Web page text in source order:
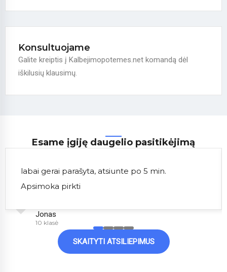
Konsultuojame
Galite kreiptis į Kalbejimopotemes.net komandą dėl
iškilusių klausimų.
Esame įgiję daugelio pasitikėjimą
labai gerai parašyta, atsiunte po 5 min.
Apsimoka pirkti
Jonas
10 klasė
SKAITYTI ATSILIEPIMUS